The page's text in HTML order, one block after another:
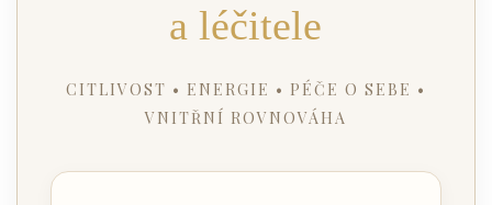
a léčitele
CITLIVOST • ENERGIE • PÉČE O SEBE •
VNITŘNÍ ROVNOVÁHA